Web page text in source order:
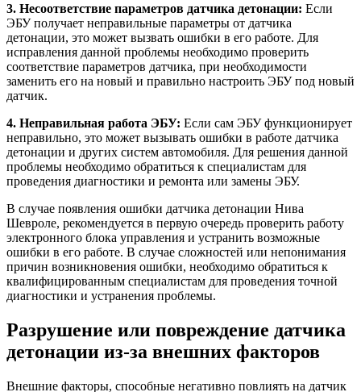
3. Несоответствие параметров датчика детонации: Если
ЭБУ получает неправильные параметры от датчика
детонации, это может вызвать ошибки в его работе. Для
исправления данной проблемы необходимо проверить
соответствие параметров датчика, при необходимости
заменить его на новый и правильно настроить ЭБУ под новый
датчик.
4. Неправильная работа ЭБУ: Если сам ЭБУ функционирует
неправильно, это может вызывать ошибки в работе датчика
детонации и других систем автомобиля. Для решения данной
проблемы необходимо обратиться к специалистам для
проведения диагностики и ремонта или замены ЭБУ.
В случае появления ошибки датчика детонации Нива
Шевроле, рекомендуется в первую очередь проверить работу
электронного блока управления и устранить возможные
ошибки в его работе. В случае сложностей или непонимания
причин возникновения ошибки, необходимо обратиться к
квалифицированным специалистам для проведения точной
диагностики и устранения проблемы.
Разрушение или повреждение датчика
детонации из-за внешних факторов
Внешние факторы, способные негативно повлиять на датчик